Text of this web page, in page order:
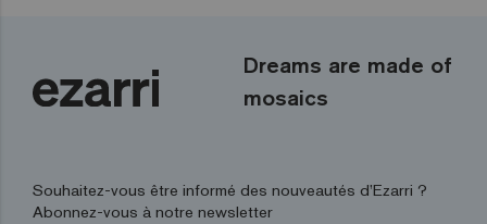
Dreams are made of
mosaics
Souhaitez-vous être informé des nouveautés d’Ezarri ?
Abonnez-vous à notre newsletter